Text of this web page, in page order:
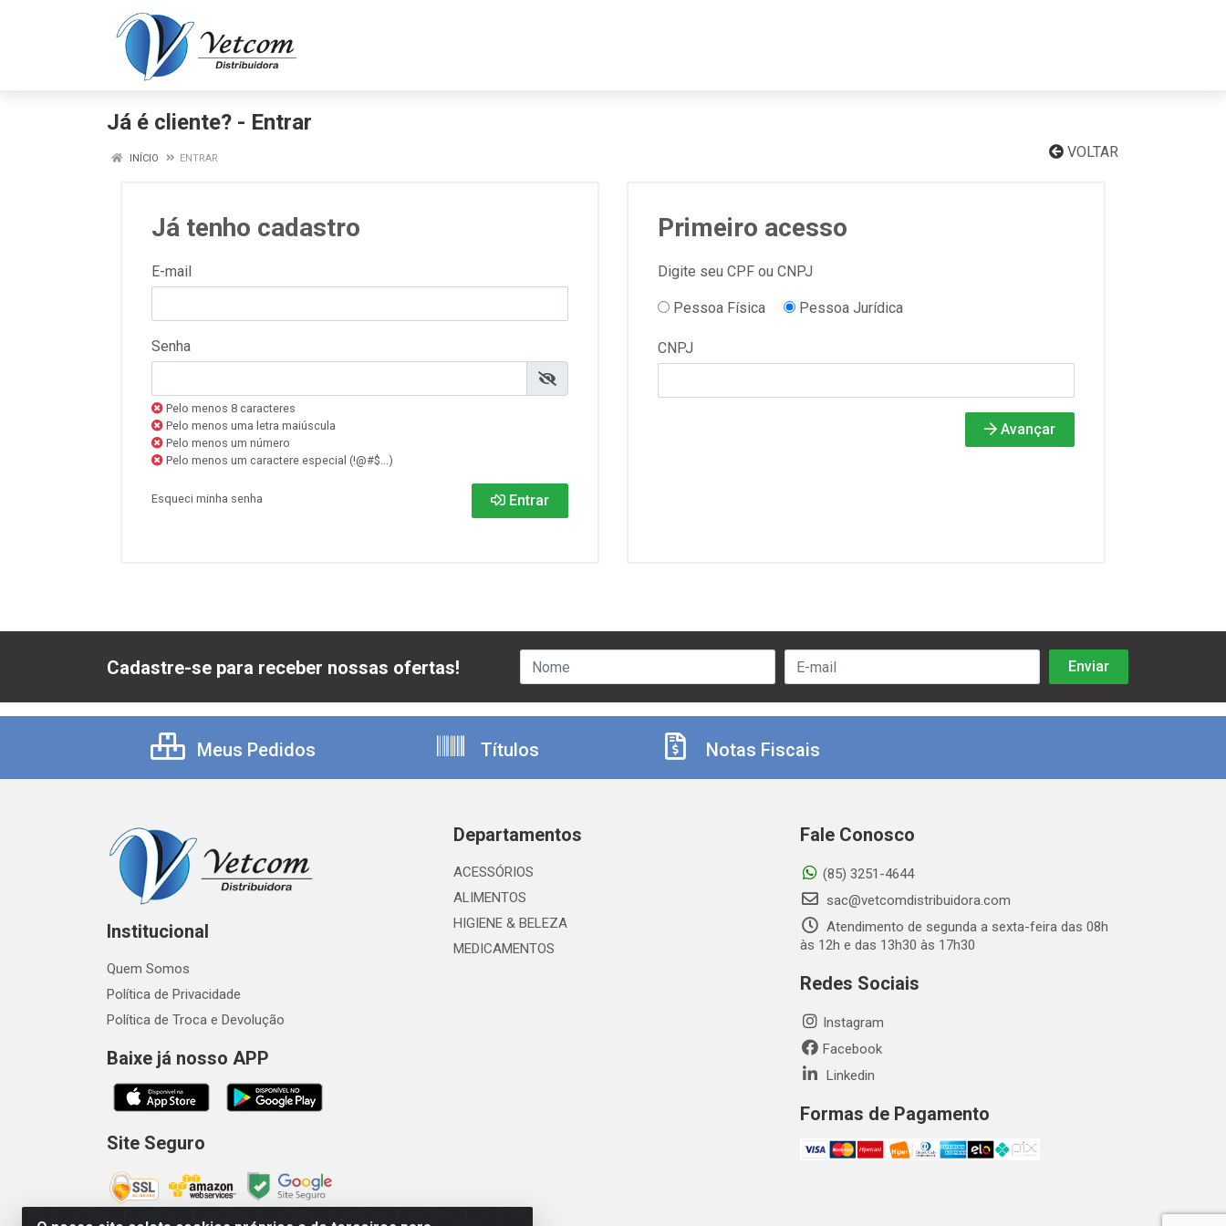
Já é cliente? - Entrar
VOLTAR
INÍCIO ENTRAR
Já tenho cadastro
E-mail
Senha
Pelo menos 8 caracteres
Pelo menos uma letra maiúscula
Pelo menos um número
Pelo menos um caractere especial (!@#$...)
Esqueci minha senha Entrar
Primeiro acesso
Digite seu CPF ou CNPJ
Pessoa Física Pessoa Jurídica
CNPJ
Avançar
Cadastre-se para receber nossas ofertas!
Meus Pedidos Títulos Notas Fiscais
Institucional
Quem Somos
Política de Privacidade
Política de Troca e Devolução
Baixe já nosso APP
Site Seguro
Departamentos
ACESSÓRIOS
ALIMENTOS
HIGIENE & BELEZA
MEDICAMENTOS
Fale Conosco
(85) 3251-4644
sac@vetcomdistribuidora.com
Atendimento de segunda a sexta-feira das 08h
às 12h e das 13h30 às 17h30
Redes Sociais
Instagram
Facebook
Linkedin
Formas de Pagamento